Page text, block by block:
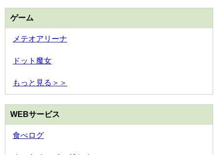
ゲーム
メテオアリーナ
ドット魔女
もっと見る＞＞
WEBサービス
食べログ